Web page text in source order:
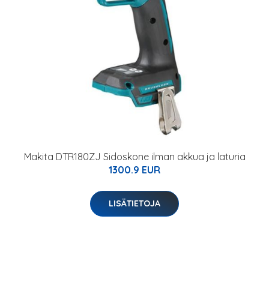
Makita DTR180ZJ Sidoskone ilman akkua ja laturia
1300.9 EUR
LISÄTIETOJA